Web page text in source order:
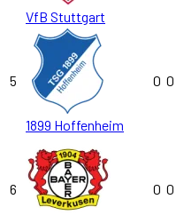
VfB Stuttgart
5
1899 Hoffenheim
0 0
6 0 0